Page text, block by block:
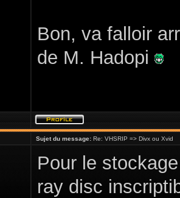
Bon, va falloir
de M. Hadopi
Sujet du message: Re: VHSRIP => Divx ou Xvid
Pour le
ray disc